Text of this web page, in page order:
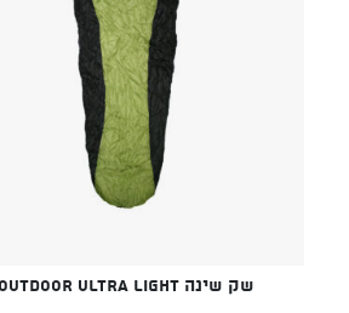
שק שינה OUTDOOR ULTRA LIGHT